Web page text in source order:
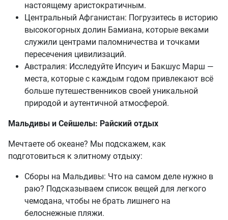
настоящему аристократичным.
Центральный Афганистан: Погрузитесь в историю
высокогорных долин Бамиана, которые веками
служили центрами паломничества и точками
пересечения цивилизаций.
Австралия: Исследуйте Ипсуич и Бакшус Марш —
места, которые с каждым годом привлекают всё
больше путешественников своей уникальной
природой и аутентичной атмосферой.
Мальдивы и Сейшелы: Райский отдых
Мечтаете об океане? Мы подскажем, как
подготовиться к элитному отдыху:
Сборы на Мальдивы: Что на самом деле нужно в
раю? Подсказываем список вещей для легкого
чемодана, чтобы не брать лишнего на
белоснежные пляжи.